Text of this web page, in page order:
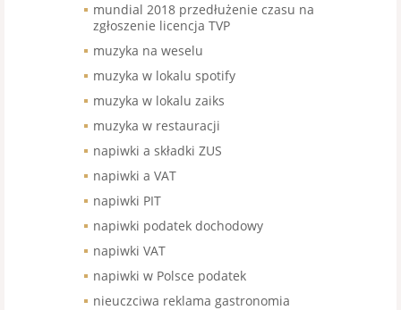
mundial 2018 przedłużenie czasu na
zgłoszenie licencja TVP
muzyka na weselu
muzyka w lokalu spotify
muzyka w lokalu zaiks
muzyka w restauracji
napiwki a składki ZUS
napiwki a VAT
napiwki PIT
napiwki podatek dochodowy
napiwki VAT
napiwki w Polsce podatek
nieuczciwa reklama gastronomia